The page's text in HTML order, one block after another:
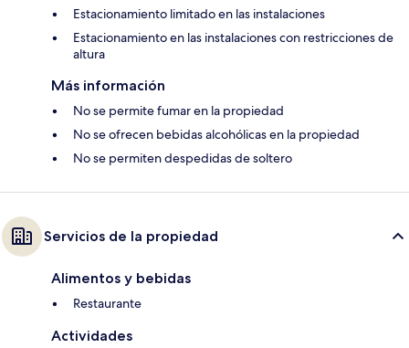
Estacionamiento limitado en las instalaciones
Estacionamiento en las instalaciones con restricciones de
altura
Más información
No se permite fumar en la propiedad
No se ofrecen bebidas alcohólicas en la propiedad
No se permiten despedidas de soltero
Servicios de la propiedad
Alimentos y bebidas
Restaurante
Actividades